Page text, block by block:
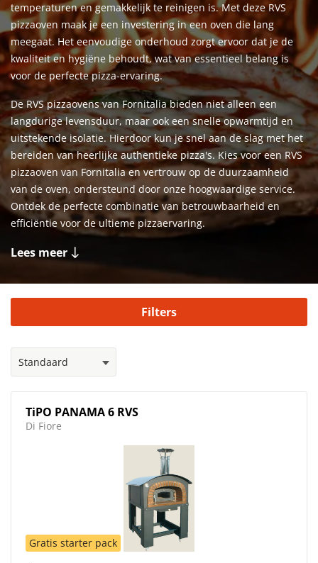
temperaturen en gemakkelijk te reinigen is. Met deze RVS
pizzaoven maak je een investering in een oven die lang
meegaat. Het eenvoudige onderhoud zorgt ervoor dat je de
kwaliteit en hygiëne behoudt, wat van essentieel belang is
voor de perfecte pizza-ervaring.
De RVS pizzaovens van Fornitalia bieden niet alleen een
langdurige levensduur, maar ook een snelle opwarmtijd en
uitstekende isolatie. Hierdoor kun je snel aan de slag met het
bereiden van heerlijke authentieke pizza's. Kies voor een RVS
pizzaoven van Fornitalia en vertrouw op de duurzaamheid
van de oven, ondersteund door onze hoogwaardige service.
Ontdek de perfecte combinatie van betrouwbaarheid en
efficiëntie voor de ultieme pizzaervaring.
Lees meer
Filters
TiPO PANAMA 6 RVS
Di Fiore
Gratis starter pack